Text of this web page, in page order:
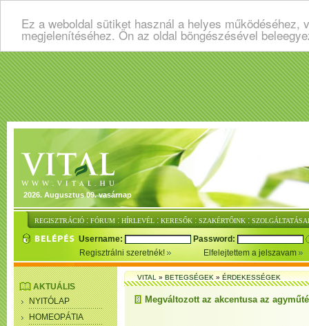
Ez a weboldal sütiket használ a helyes
megjelenítéséhez. Ön az oldal böngészésével
2026. Augusztus 09. vasárnap
REGISZTRÁCIÓ : FÓRUM : HÍRLEVÉL : KERESŐK : SZAKÉRTŐINK :
Username:
Password:
Regisztrálni szeretnék!
Elfelejtettem a jelszavam
AKTUÁLIS
NYITÓLAP
HOMEOPÁTIA
VITAL»BETEGSÉGEK»ÉRDEKESSÉGEK
Megváltozott az akcentusa az